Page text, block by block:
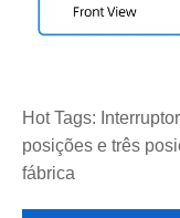
Hot Tags:
posições e três
fábrica